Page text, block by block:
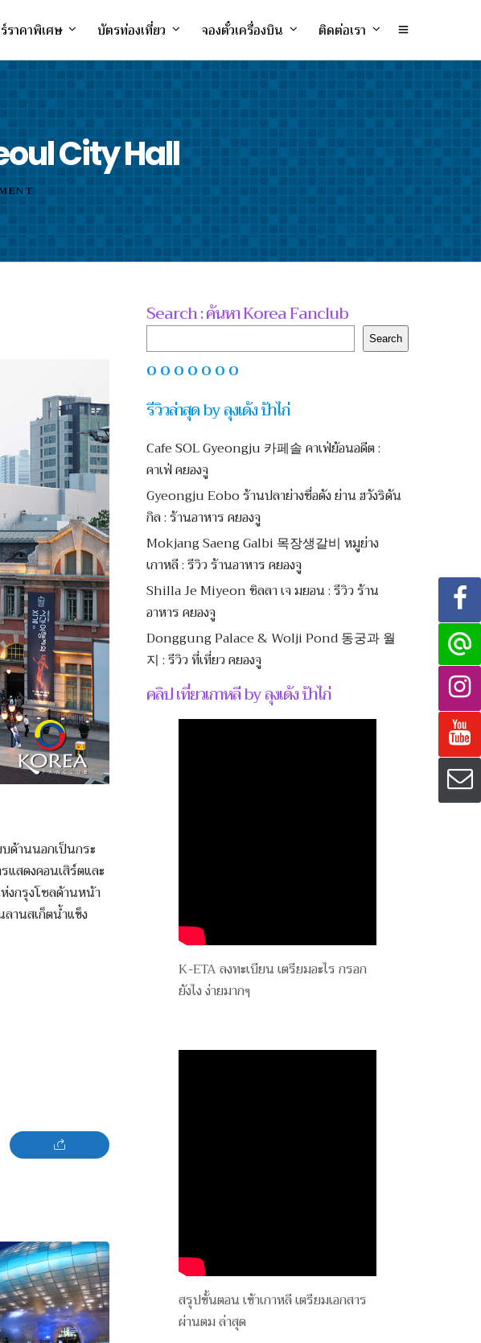
ราคาพิเศษ บัตรท่องเที่ยว จองตั๋วเครื่องบิน ติดต่อเรา
City Hall
ด้านนอกเป็นกระ
สดงคอนเสิร์ตและ
งกรุงโซลด้านหน้า
านสเก็ตน้ำแข็ง
Search : ค้นหา Korea Fanclub
Search
O O O O O O O
รีวิวล่าสุด by ลุงเด้ง ป้าไก่
Cafe SOL Gyeongju 카페솔 คาเฟ่ย้อนอดีต :
คาเฟ่ คยองจู
Gyeongju Eobo ร้านปลาย่างชื่อดัง ย่าน ฮวังริดัน
กิล : ร้านอาหาร คยองจู
Mokjang Saeng Galbi 목장생갈비 หมูย่าง
เกาหลี : รีวิว ร้านอาหาร คยองจู
Shilla Je Miyeon ชิลลา เจ มยอน : รีวิว ร้าน
อาหาร คยองจู
Donggung Palace & Wolji Pond 동궁과 월
지 : รีวิว ที่เที่ยว คยองจู
คลิป เที่ยวเกาหลี by ลุงเด้ง ป้าไก่
K-ETA ลงทะเบียน เตรียมอะไร กรอก
ยังไง ง่ายมากๆ
สรุปขั้นตอน เข้าเกาหลี เตรียมเอกสาร
ผ่านตม ล่าสุด